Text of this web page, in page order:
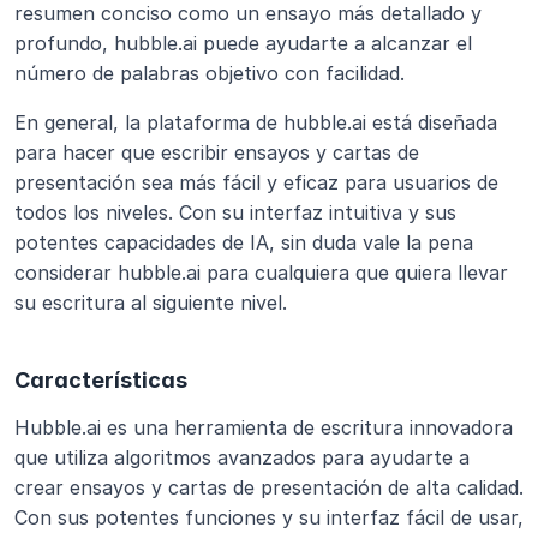
resumen conciso como un ensayo más detallado y
profundo, hubble.ai puede ayudarte a alcanzar el
número de palabras objetivo con facilidad.
En general, la plataforma de hubble.ai está diseñada
para hacer que escribir ensayos y cartas de
presentación sea más fácil y eficaz para usuarios de
todos los niveles. Con su interfaz intuitiva y sus
potentes capacidades de IA, sin duda vale la pena
considerar hubble.ai para cualquiera que quiera llevar
su escritura al siguiente nivel.
Características
Hubble.ai es una herramienta de escritura innovadora
que utiliza algoritmos avanzados para ayudarte a
crear ensayos y cartas de presentación de alta calidad.
Con sus potentes funciones y su interfaz fácil de usar,